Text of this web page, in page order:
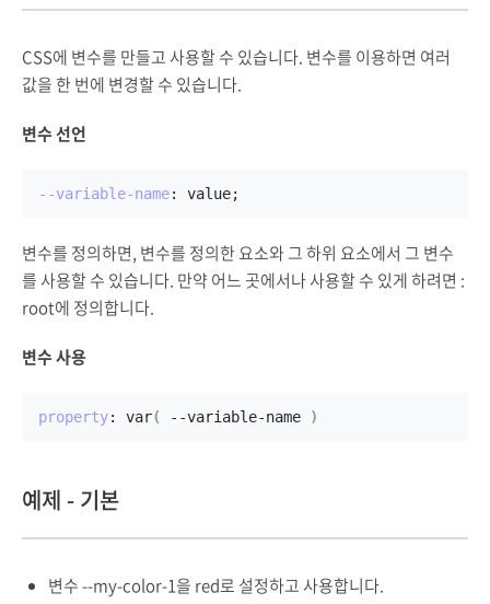
CSS에 변수를 만들고 사용할 수 있습니다. 변수를 이용하면 여러
값을 한 번에 변경할 수 있습니다.
변수 선언
--variable-name: value;
변수를 정의하면, 변수를 정의한 요소와 그 하위 요소에서 그 변수
를 사용할 수 있습니다. 만약 어느 곳에서나 사용할 수 있게 하려면 :
root에 정의합니다.
변수 사용
property: var( --variable-name )
예제 - 기본
변수 --my-color-1을 red로 설정하고 사용합니다.